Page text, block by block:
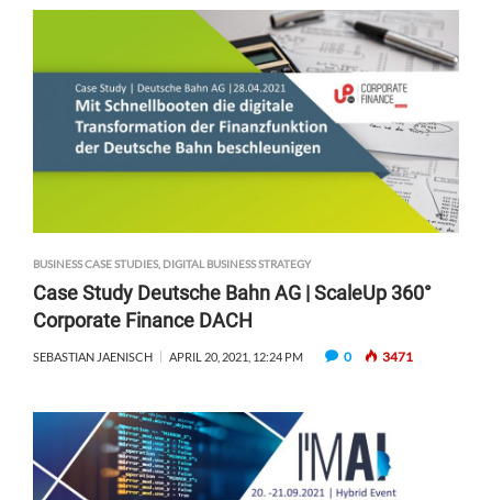
BUSINESS CASE STUDIES, DIGITAL BUSINESS STRATEGY
Case Study Deutsche Bahn AG | ScaleUp 360°
Corporate Finance DACH
SEBASTIAN JAENISCH APRIL 20, 2021, 12:24 PM 0 3471